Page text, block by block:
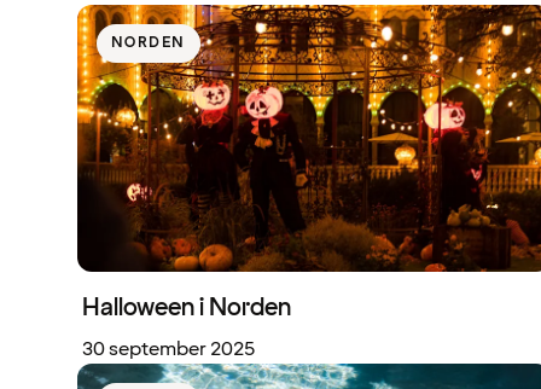
NORDEN
Halloween i Norden
30 september 2025